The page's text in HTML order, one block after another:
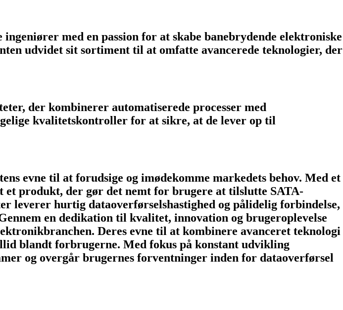
med en passion for at skabe banebrydende elektroniske
udvidet sit sortiment til at omfatte avancerede teknologier, der
der kombinerer automatiserede processer med
kvalitetskontroller for at sikre, at de lever op til
evne til at forudsige og imødekomme markedets behov. Med et
et produkt, der gør det nemt for brugere at tilslutte SATA-
leverer hurtig dataoverførselshastighed og pålidelig forbindelse,
en dedikation til kvalitet, innovation og brugeroplevelse
Deres evne til at kombinere avanceret teknologi
blandt forbrugerne. Med fokus på konstant udvikling
og overgår brugernes forventninger inden for dataoverførsel